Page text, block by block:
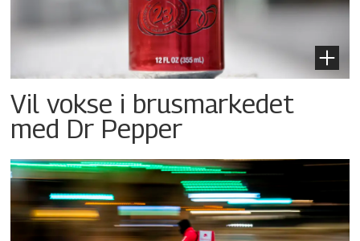
Vil vokse i brusmarkedet
med Dr Pepper